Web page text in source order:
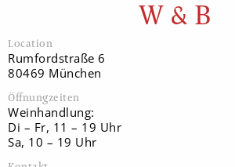
W & B
Location
Rumfordstraße 6
80469 München
Öffnungzeiten
Weinhandlung:
Di – Fr, 11 – 19 Uhr
Sa, 10 – 19 Uhr